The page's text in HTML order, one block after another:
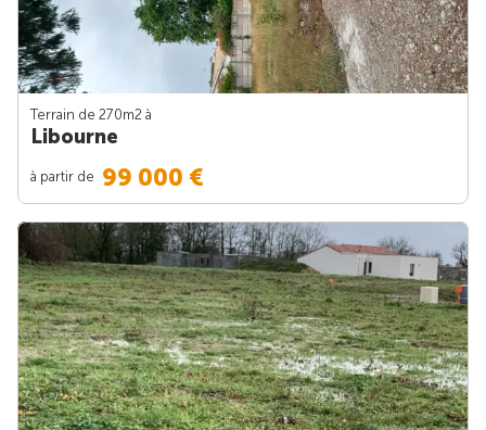
Terrain de 270m2 à
Libourne
à partir de 99 000 €